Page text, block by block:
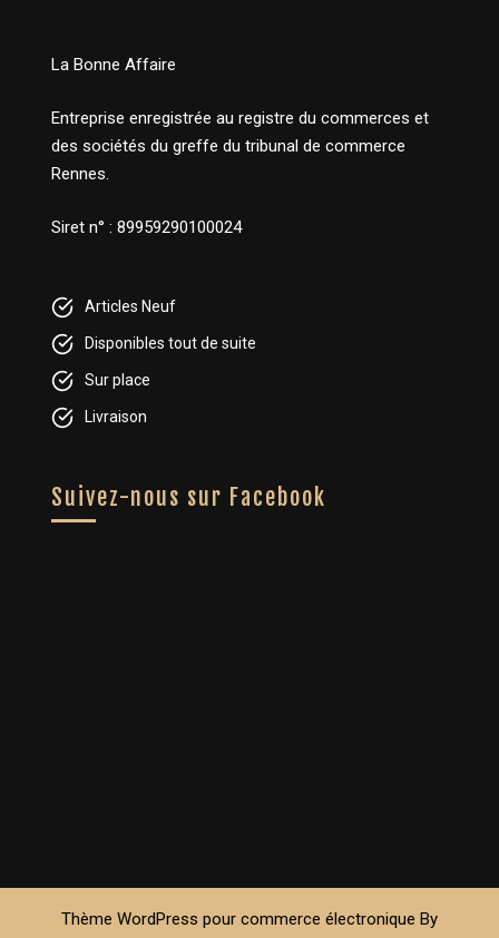
La Bonne Affaire
Entreprise enregistrée au registre du commerces et
des sociétés du greffe du tribunal de commerce
Rennes.
Siret n° : 89959290100024
Articles Neuf
Disponibles tout de suite
Sur place
Livraison
Suivez-nous sur Facebook
Thème WordPress pour commerce électronique By